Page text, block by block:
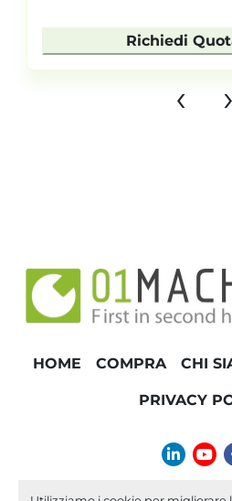
Richiedi
‹ ›
HOME COMPRA CHI
PRIVACY
linkedin